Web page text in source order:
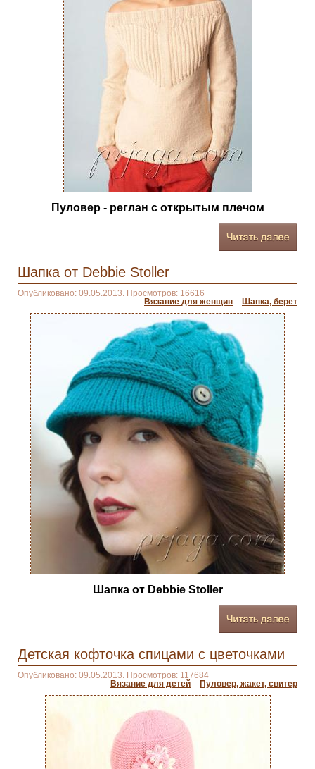
Пуловер - реглан с открытым плечом
Шапка от Debbie Stoller
Опубликовано: 09.05.2013. Просмотров: 16616
Вязание для женщин – Шапка, берет
Шапка от Debbie Stoller
Детская кофточка спицами с цветочками
Опубликовано: 09.05.2013. Просмотров: 117684
Вязание для детей – Пуловер, жакет, свитер